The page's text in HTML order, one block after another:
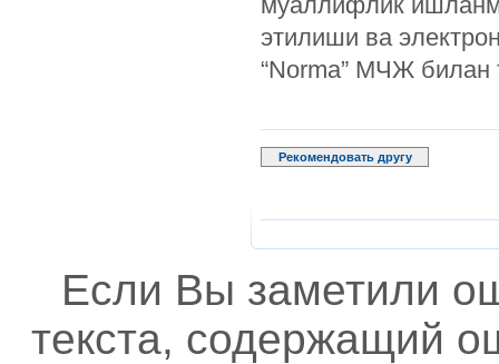
этилиши ва
“Norma” МЧЖ билан
Рекомендовать другу
Если Вы заметили
текста, содержащий